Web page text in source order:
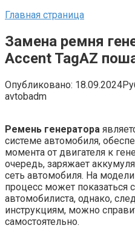
Главная страница
Замена ремня
Accent TagAZ
Опубликовано: 18.09.2024
avtobadm
Ремень генератора
системе автомобиля,
момента от двигателя к
очередь, заряжает
сеть автомобиля. На модели
процесс может
автомобилиста, однако,
инструкциям, можно
самостоятельно.